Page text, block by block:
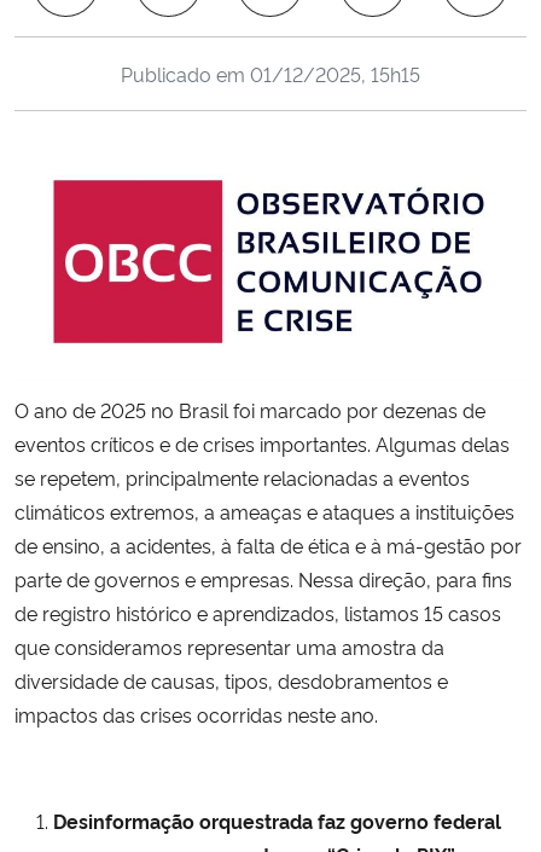
Ministério do Meio Ambiente
Ministério do Desenvolvimento Regional
Controladoria-Geral da União
Ministério da Mulher, da Família e dos Direitos Humanos
Secretaria-Geral
Secretaria de Governo
Publicado em 01/12/2025, 15h15
O ano de 2025 no Brasil foi marcado por dezenas de
eventos críticos e de crises importantes. Algumas delas
se repetem, principalmente relacionadas a eventos
climáticos extremos, a ameaças e ataques a instituições
de ensino, a acidentes, à falta de ética e à má-gestão por
parte de governos e empresas. Nessa direção, para fins
de registro histórico e aprendizados, listamos 15 casos
que consideramos representar uma amostra da
diversidade de causas, tipos, desdobramentos e
impactos das crises ocorridas neste ano.
Desinformação orquestrada faz governo federal